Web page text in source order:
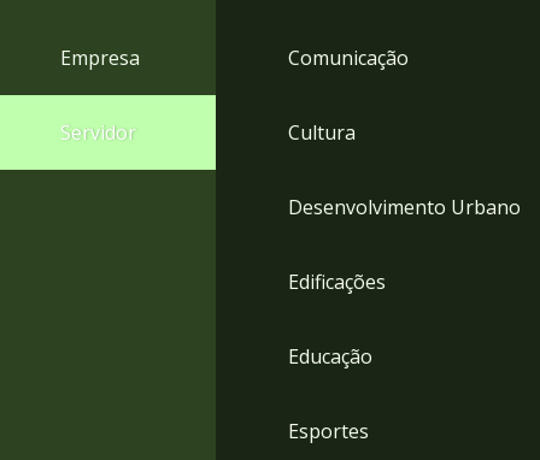
Empresa
Servidor
Comunicação
Cultura
Desenvolvimento Urbano
Edificações
Educação
Esportes